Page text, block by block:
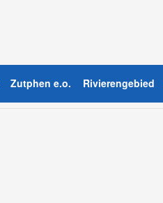
Zutphen e.o. Rivierengebied